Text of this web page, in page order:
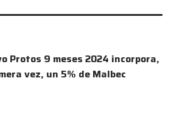
Protos 9 meses 2024 incorpora,
vez, un 5% de Malbec